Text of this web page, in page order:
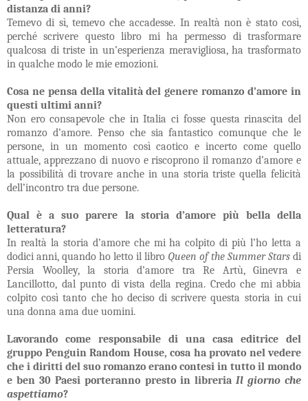
distanza di anni?
Temevo di sì, temevo che accadesse. In realtà non è stato così,
perché scrivere questo libro mi ha permesso di trasformare
qualcosa di triste in un’esperienza meravigliosa, ha trasformato
in qualche modo le mie emozioni.
Cosa ne pensa della vitalità del genere romanzo d’amore in
questi ultimi anni?
Non ero consapevole che in Italia ci fosse questa rinascita del
romanzo d’amore. Penso che sia fantastico comunque che le
persone, in un momento così caotico e incerto come quello
attuale, apprezzano di nuovo e riscoprono il romanzo d’amore e
la possibilità di trovare anche in una storia triste quella felicità
dell’incontro tra due persone.
Qual è a suo parere la storia d’amore più bella della
letteratura?
In realtà la storia d’amore che mi ha colpito di più l’ho letta a
dodici anni, quando ho letto il libro Queen of the Summer Stars di
Persia Woolley, la storia d’amore tra Re Artù, Ginevra e
Lancillotto, dal punto di vista della regina. Credo che mi abbia
colpito così tanto che ho deciso di scrivere questa storia in cui
una donna ama due uomini.
Lavorando come responsabile di una casa editrice del
gruppo Penguin Random House, cosa ha provato nel vedere
che i diritti del suo romanzo erano contesi in tutto il mondo
e ben 30 Paesi porteranno presto in libreria Il giorno che
aspettiamo?